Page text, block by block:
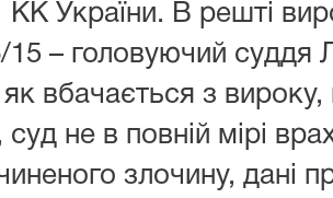
КК України. В решті
– головуючий суддя
з вироку,
не в повній мірі
злочину, дані